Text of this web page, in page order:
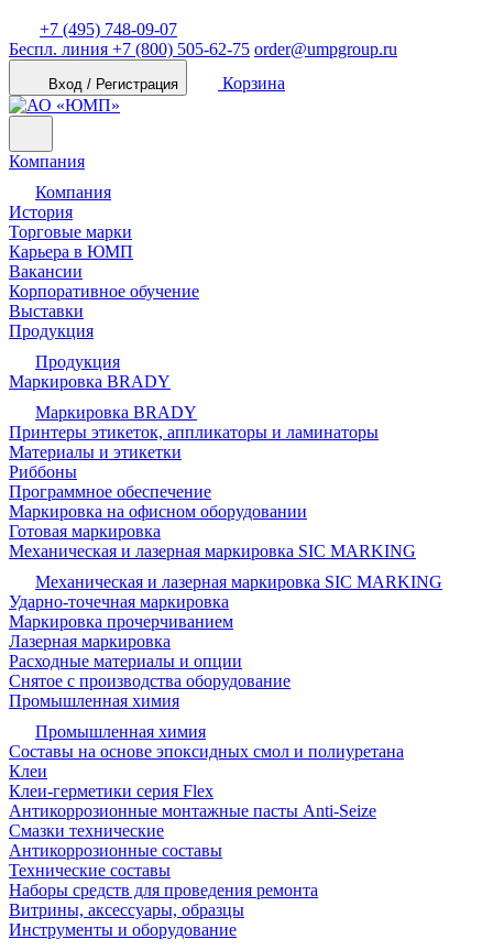
+7 (495) 748-09-07
Беспл. линия +7 (800) 505-62-75 order@umpgroup.ru
Вход / Регистрация Корзина
Компания
Компания
История
Торговые марки
Карьера в ЮМП
Вакансии
Корпоративное обучение
Выставки
Продукция
Продукция
Маркировка BRADY
Маркировка BRADY
Принтеры этикеток, аппликаторы и ламинаторы
Материалы и этикетки
Риббоны
Программное обеспечение
Маркировка на офисном оборудовании
Готовая маркировка
Механическая и лазерная маркировка SIC MARKING
Механическая и лазерная маркировка SIC MARKING
Ударно-точечная маркировка
Маркировка прочерчиванием
Лазерная маркировка
Расходные материалы и опции
Снятое с производства оборудование
Промышленная химия
Промышленная химия
Составы на основе эпоксидных смол и полиуретана
Клеи
Клеи-герметики серия Flex
Антикоррозионные монтажные пасты Anti-Seize
Смазки технические
Антикоррозионные составы
Технические составы
Наборы средств для проведения ремонта
Витрины, аксессуары, образцы
Инструменты и оборудование